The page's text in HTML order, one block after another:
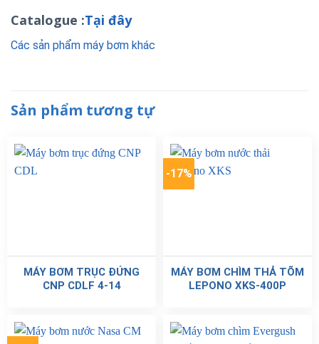
Catalogue :Tại đây
Các sản phẩm máy bơm khác
Sản phẩm tương tự
MÁY BƠM TRỤC ĐỨNG
CNP CDLF 4-14
-17%
MÁY BƠM CHÌM THẢ TÕM
LEPONO XKS-400P